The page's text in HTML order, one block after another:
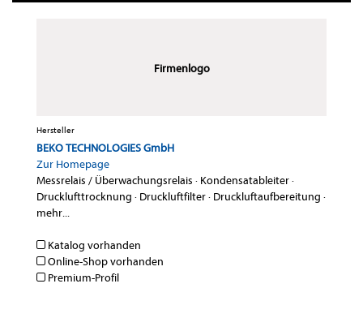
Firmenlogo
Hersteller
BEKO TECHNOLOGIES GmbH
Zur Homepage
Messrelais / Überwachungsrelais · Kondensatableiter·
Drucklufttrocknung · Druckluftfilter· Druckluftaufbereitung ·
mehr...
Katalog vorhanden
Online-Shop vorhanden
Premium-Profil